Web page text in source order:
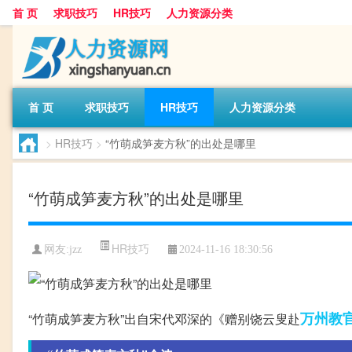
首 页 求职技巧 HR技巧 人力资源分类
首 页 求职技巧 HR技巧 人力资源分类
> HR技巧 > “竹萌成笋麦方秋”的出处是哪里
“竹萌成笋麦方秋”的出处是哪里
网友:jzz HR技巧 2024-11-16 18:30:56
“竹萌成笋麦方秋”出自宋代邓深的《赠别饶云叟赴万州教